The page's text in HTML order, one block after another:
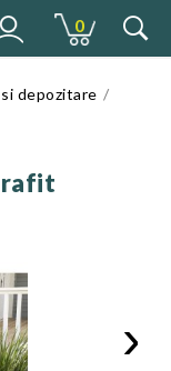
0
depozitare
›